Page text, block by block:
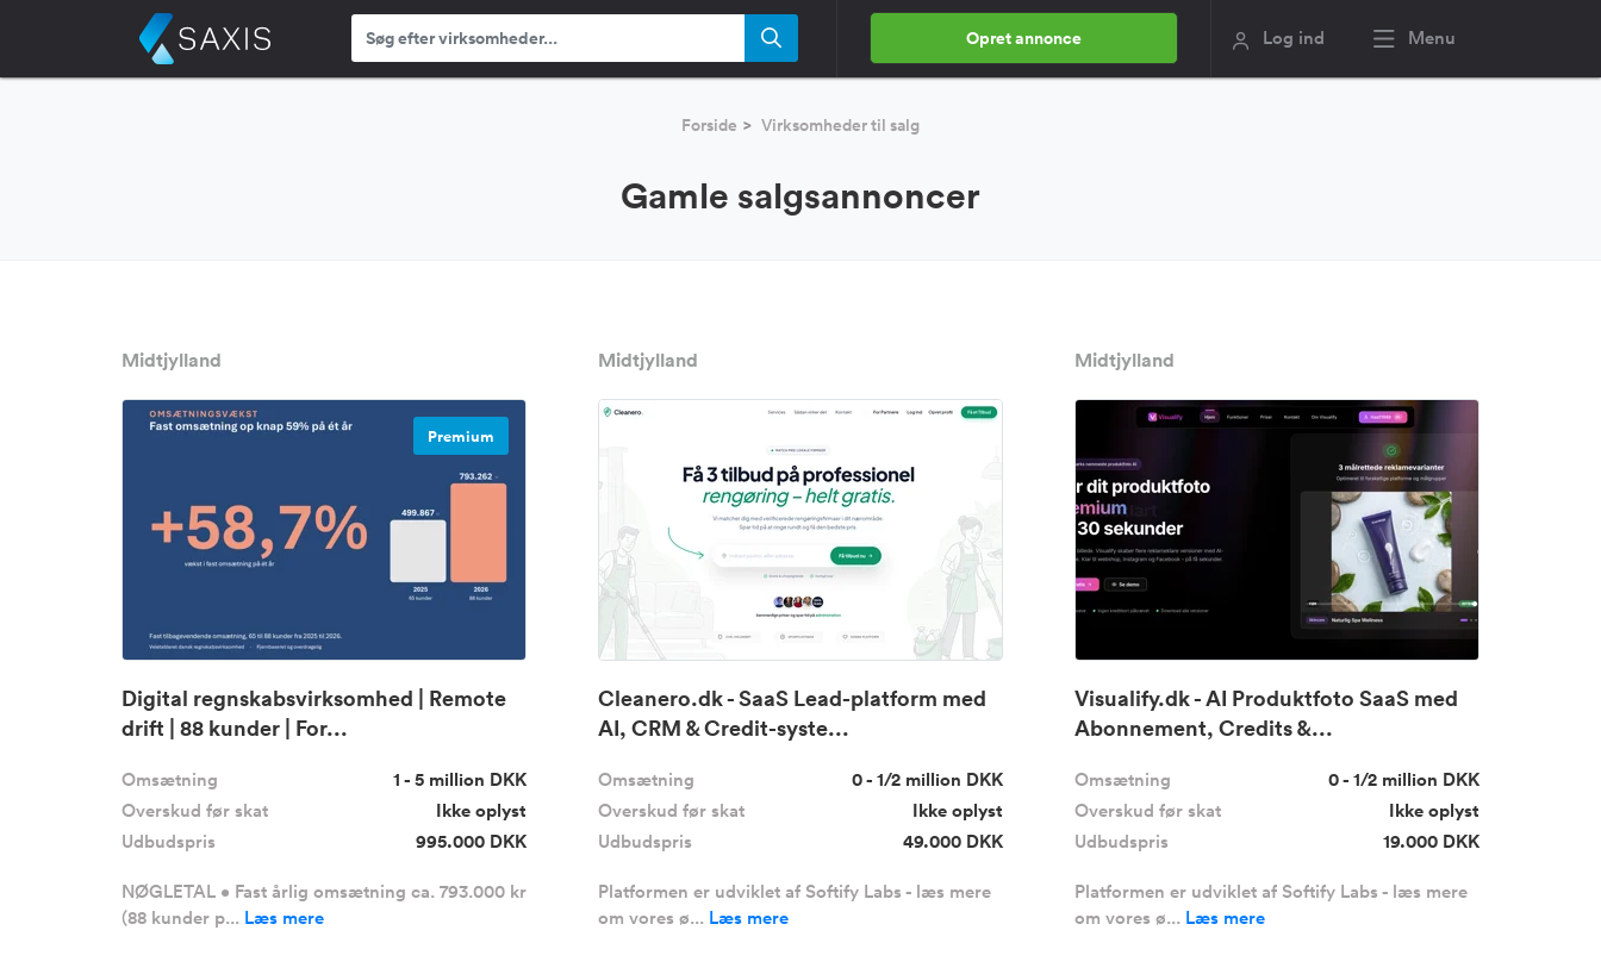
Opret annonce Log ind Menu
Forside Virksomheder til salg
Gamle salgsannoncer
Midtjylland
Premium
Digital regnskabsvirksomhed | Remote
drift | 88 kunder | For...
Omsætning
1 - 5 million DKK
Overskud før skat
Ikke oplyst
Udbudspris
995.000 DKK
NØGLETAL • Fast årlig omsætning ca. 793.000 kr
(88 kunder p... Læs mere
Midtjylland
Cleanero.dk - SaaS Lead-platform med
AI, CRM & Credit-syste...
Omsætning
0 - 1/2 million DKK
Overskud før skat
Ikke oplyst
Udbudspris
49.000 DKK
Platformen er udviklet af Softify Labs - læs mere
om vores ø... Læs mere
Midtjylland
Visualify.dk - AI Produktfoto SaaS med
Abonnement, Credits &...
Omsætning
0 - 1/2 million DKK
Overskud før skat
Ikke oplyst
Udbudspris
19.000 DKK
Platformen er udviklet af Softify Labs - læs mere
om vores ø... Læs mere